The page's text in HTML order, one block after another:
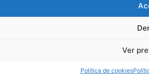
Ver
Política de cookies